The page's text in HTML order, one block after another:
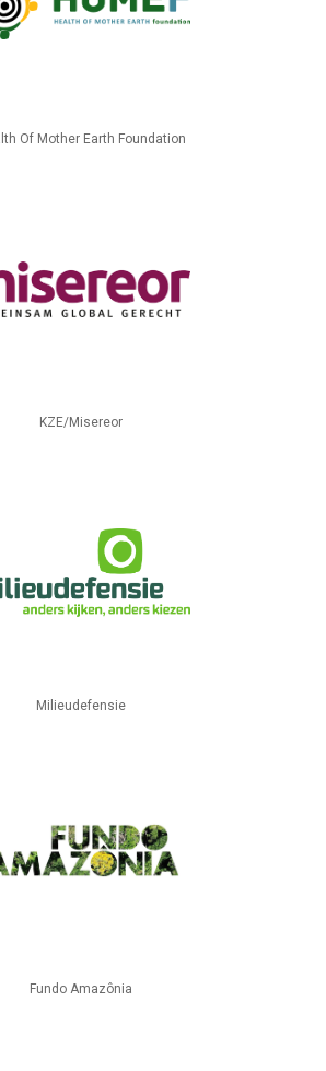
Of Mother Earth Foundation
KZE/Misereor
Milieudefensie
Fundo Amazônia